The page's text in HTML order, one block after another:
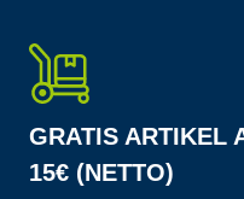
GRATIS ARTIKEL
15€ (NETTO)